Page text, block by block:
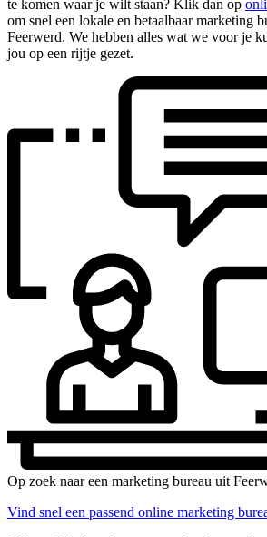
te komen waar je wilt staan? Klik dan op
om snel een lokale en betaalbaar marketing
Feerwerd. We hebben alles wat we voor je
jou op een rijtje gezet.
Op zoek naar een marketing bureau uit
Vind snel een passend online marketing